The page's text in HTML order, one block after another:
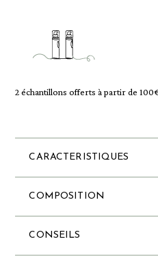
2 échantillons offerts à partir de
CARACTERISTIQUES
COMPOSITION
CONSEILS